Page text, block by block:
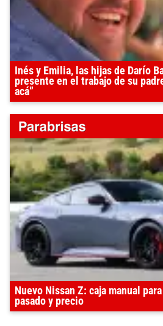
Inés y Emilia, las hijas de Darío
presente en el trabajo de su
acá”
Nuevo Nissan Z: caja manual
pasado y precio